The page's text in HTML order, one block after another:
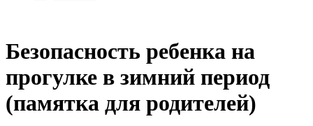
Безопасность ребенка на
прогулке в зимний период
(памятка для родителей)